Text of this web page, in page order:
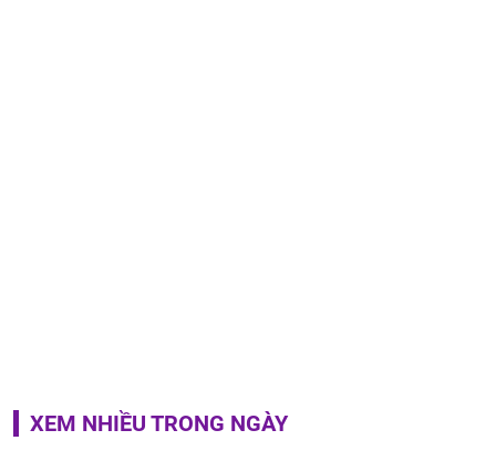
XEM NHIỀU TRONG NGÀY